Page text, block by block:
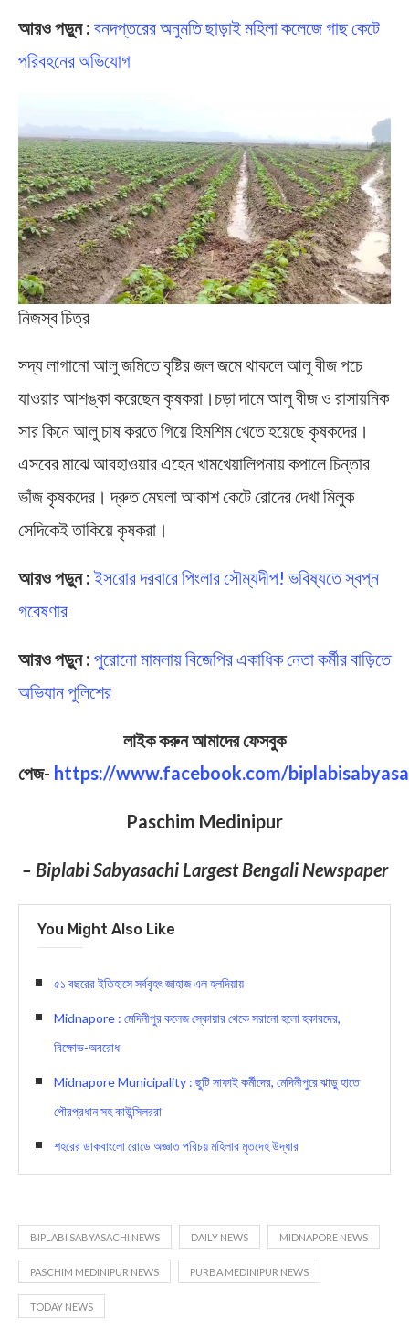
আরও পড়ুন : বনদপ্তরের অনুমতি ছাড়াই মহিলা কলেজে গাছ কেটে
পরিবহনের অভিযোগ
নিজস্ব চিত্র
সদ্য লাগানো আলু জমিতে বৃষ্টির জল জমে থাকলে আলু বীজ পচে
যাওয়ার আশঙ্কা করেছেন কৃষকরা।চড়া দামে আলু বীজ ও রাসায়নিক
সার কিনে আলু চাষ করতে গিয়ে হিমশিম খেতে হয়েছে কৃষকদের।
এসবের মাঝে আবহাওয়ার এহেন খামখেয়ালিপনায় কপালে চিন্তার
ভাঁজ কৃষকদের। দ্রুত মেঘলা আকাশ কেটে রোদের দেখা মিলুক
সেদিকেই তাকিয়ে কৃষকরা।
আরও পড়ুন : ইসরোর দরবারে পিংলার সৌম্যদীপ! ভবিষ্যতে স্বপ্ন
গবেষণার
আরও পড়ুন : পুরোনো মামলায় বিজেপির একাধিক নেতা কর্মীর বাড়িতে
অভিযান পুলিশের
লাইক করুন আমাদের ফেসবুক
পেজ- https://www.facebook.com/
Paschim Medinipur
– Biplabi Sabyasachi Largest Bengali Newspaper
You Might Also Like
৫১ বছরের ইতিহাসে সর্ববৃহৎ জাহাজ এল হলদিয়ায়
Midnapore : মেদিনীপুর কলেজ স্কোয়ার থেকে সরানো হলো হকারদের,
বিক্ষোভ-অবরোধ
Midnapore Municipality : ছুটি সাফাই কর্মীদের, মেদিনীপুরে ঝাড়ু হাতে
পৌরপ্রধান সহ কাউন্সিলররা
শহরের ডাকবাংলো রোডে অজ্ঞাত পরিচয় মহিলার মৃতদেহ উদ্ধার
BIPLABI SABYASACHI NEWS DAILY NEWS MIDNAPORE NEWS
PASCHIM MEDINIPUR NEWS PURBA MEDINIPUR NEWS
TODAY NEWS